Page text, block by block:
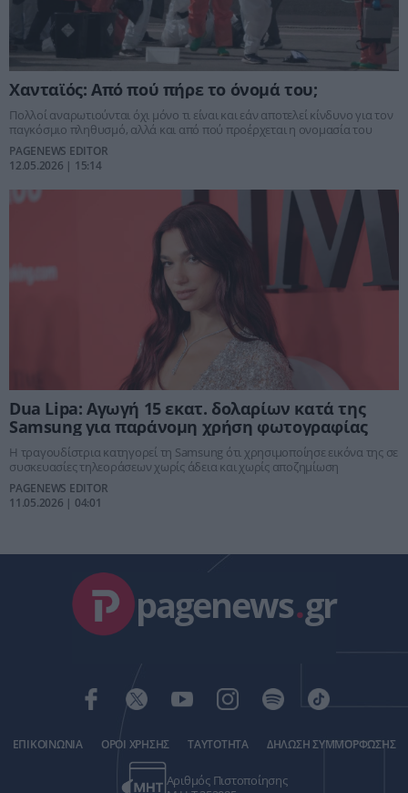
Χανταϊός: Από πού πήρε το όνομά του;
Πολλοί αναρωτιούνται όχι μόνο τι είναι και εάν αποτελεί κίνδυνο για τον
παγκόσμιο πληθυσμό, αλλά και από πού προέρχεται η ονομασία του
PAGENEWS EDITOR
12.05.2026 | 15:14
Dua Lipa: Αγωγή 15 εκατ. δολαρίων κατά της
Samsung για παράνομη χρήση φωτογραφίας
Η τραγουδίστρια κατηγορεί τη Samsung ότι χρησιμοποίησε εικόνα της σε
συσκευασίες τηλεοράσεων χωρίς άδεια και χωρίς αποζημίωση
PAGENEWS EDITOR
11.05.2026 | 04:01
pagenews.gr
ΕΠΙΚΟΙΝΩΝΙΑ ΟΡΟΙ ΧΡΗΣΗΣ ΤΑΥΤΟΤΗΤΑ ΔΗΛΩΣΗ ΣΥΜΜΟΡΦΩΣΗΣ
Αριθμός Πιστοποίησης